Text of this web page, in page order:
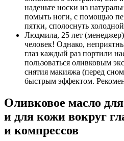
наденьте носки из
помыть ноги, с помощью
пятки, сполоснуть
Людмила, 25 лет
человек! Однако,
глаз каждый раз портили
пользоваться оливковым
снятия макияжа (перед
быстрым эффектом.
Оливковое масло
и для кожи вокруг
и компрессов